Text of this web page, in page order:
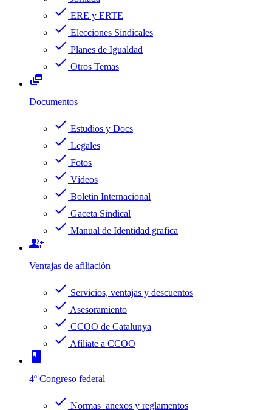
check ERE y ERTE
check Elecciones Sindicales
check Planes de Igualdad
check Otros Temas
dynamic_feed
Documentos
check Estudios y Docs
check Legales
check Fotos
check Vídeos
check Boletin Internacional
check Gaceta Sindical
check Manual de Identidad grafica
group_add
Ventajas de afiliación
check Servicios, ventajas y descuentos
check Asesoramiento
check CCOO de Catalunya
check Afíliate a CCOO
book
4º Congreso federal
check Normas anexos y reglamentos